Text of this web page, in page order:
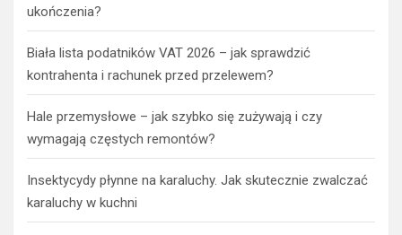
ukończenia?
Biała lista podatników VAT 2026 – jak sprawdzić
kontrahenta i rachunek przed przelewem?
Hale przemysłowe – jak szybko się zużywają i czy
wymagają częstych remontów?
Insektycydy płynne na karaluchy. Jak skutecznie zwalczać
karaluchy w kuchni